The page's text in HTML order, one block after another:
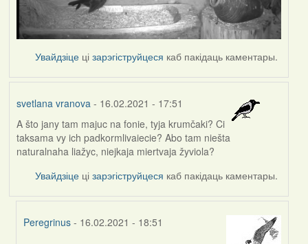
Увайдзіце цізарэгіструйцеся каб пакідаць каментары.
svetlana vranova- 16.02.2021 - 17:51
A što jany tam majuc na fonie, tyja krumčaki? Ci
taksama vy ich padkormlivaiecie? Abo tam niešta
naturalnaha liažyc, niejkaja miertvaja žyviola?
Увайдзіце цізарэгіструйцеся каб пакідаць каментары.
Peregrinus - 16.02.2021 - 18:51